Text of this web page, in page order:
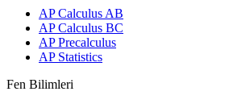
AP Calculus AB
AP Calculus BC
AP Precalculus
AP Statistics
Fen Bilimleri